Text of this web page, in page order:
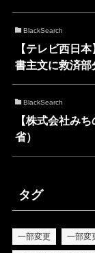
BlackSearch
【テレビ西日
書主文に救済部
BlackSearch
【株式会社み
省）
タグ
一部変更 一部変